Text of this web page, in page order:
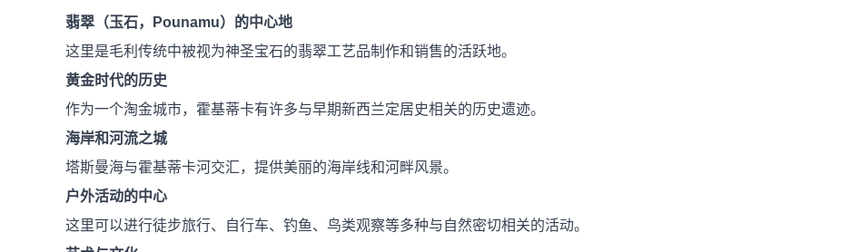
翡翠（玉石，Pounamu）的中心地
这里是毛利传统中被视为神圣宝石的翡翠工艺品制作和销售的活跃地。
黄金时代的历史
作为一个淘金城市，霍基蒂卡有许多与早期新西兰定居史相关的历史遗迹。
海岸和河流之城
塔斯曼海与霍基蒂卡河交汇，提供美丽的海岸线和河畔风景。
户外活动的中心
这里可以进行徒步旅行、自行车、钓鱼、鸟类观察等多种与自然密切相关的活动。